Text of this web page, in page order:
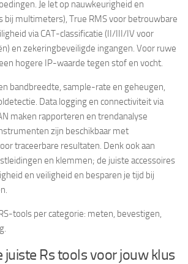
Je let op nauwkeurigheid en
bij multimeters), True RMS voor betrouwbare
via CAT-classificatie (II/III/IV voor
en zekeringbeveiligde ingangen. Voor ruwe
hogere IP-waarde tegen stof en vocht.
bandbreedte, sample-rate en geheugen,
Data logging en connectiviteit via
maken rapporteren en trendanalyse
zijn beschikbaar met
traceerbare resultaten. Denk ook aan
en klemmen; de juiste accessoires
en veiligheid en besparen je tijd bij
tools per categorie: meten, bevestigen,
juiste Rs tools voor jouw klus